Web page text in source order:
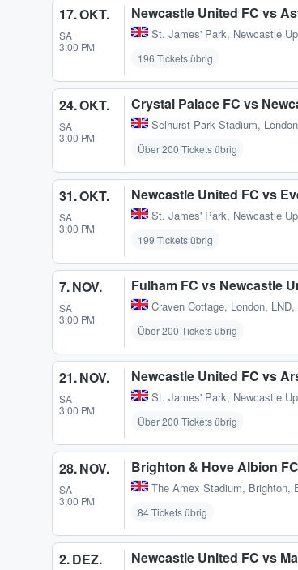
17. OKT.
SA
3:00 PM
Newcastle United FC vs
St. James' Park, Newcastle
196 Tickets übrig
24. OKT.
SA
3:00 PM
Crystal Palace FC vs
Selhurst Park Stadium,
Über 200 Tickets übrig
31. OKT.
SA
3:00 PM
Newcastle United FC vs
St. James' Park, Newcastle
199 Tickets übrig
7. NOV.
SA
3:00 PM
Fulham FC vs Newcastle
Craven Cottage, London, LND,
Über 200 Tickets übrig
21. NOV.
SA
3:00 PM
Newcastle United FC vs
St. James' Park, Newcastle
Über 200 Tickets übrig
28. NOV.
SA
3:00 PM
Brighton & Hove Albion
The Amex Stadium, Brighton,
84 Tickets übrig
2. DEZ. Newcastle United FC vs